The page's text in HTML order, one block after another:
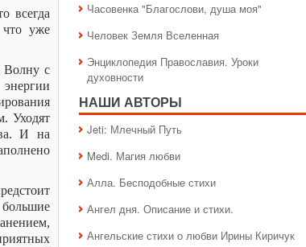
всегда
что уже
Волну с
Уходят
И на
Часовенка "Благослови, душа моя"
Человек Земля Вселенная
Энциклопедия Православия. Уроки
духовности
НАШИ АВТОРЫ
Jeti: Млечный Путь
Medi. Магия любви
Алла. Бесподобные стихи
Ангел дня. Описание и стихи.
Ангельские стихи о любви Ирины Киричук